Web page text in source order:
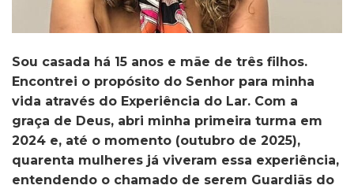
Sou casada há 15 anos e mãe de três filhos.
Encontrei o propósito do Senhor para minha
vida através do Experiência do Lar. Com a
graça de Deus, abri minha primeira turma em
2024 e, até o momento (outubro de 2025),
quarenta mulheres já viveram essa experiência,
entendendo o chamado de serem Guardiãs do